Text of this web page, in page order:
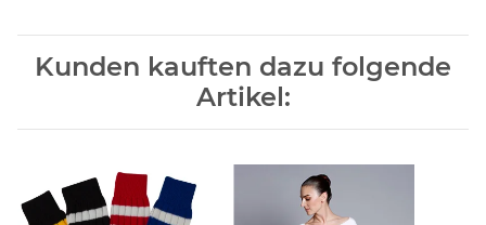
Kunden kauften dazu folgende
Artikel: